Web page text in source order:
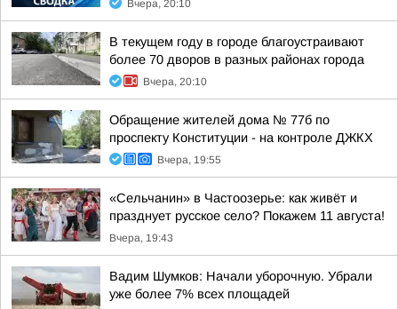
Вчера, 20:10
В текущем году в городе благоустраивают
более 70 дворов в разных районах города
Вчера, 20:10
Обращение жителей дома № 77б по
проспекту Конституции - на контроле ДЖКХ
Вчера, 19:55
«Сельчанин» в Частоозерье: как живёт и
празднует русское село? Покажем 11 августа!
Вчера, 19:43
Вадим Шумков: Начали уборочную. Убрали
уже более 7% всех площадей